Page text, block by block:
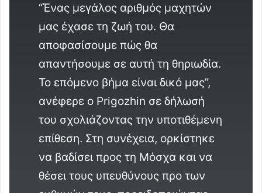
“Ένας μεγάλος αριθμός μαχητών
μας έχασε τη ζωή του. Θα
αποφασίσουμε πώς θα
απαντήσουμε σε αυτή τη θηριωδία.
Το επόμενο βήμα είναι δικό μας”,
ανέφερε ο Prigozhin σε δήλωσή
του σχολιάζοντας την υποτιθέμενη
επίθεση. Στη συνέχεια, ορκίστηκε
να βαδίσει προς τη Μόσχα και να
θέσει τους υπευθύνους προ των